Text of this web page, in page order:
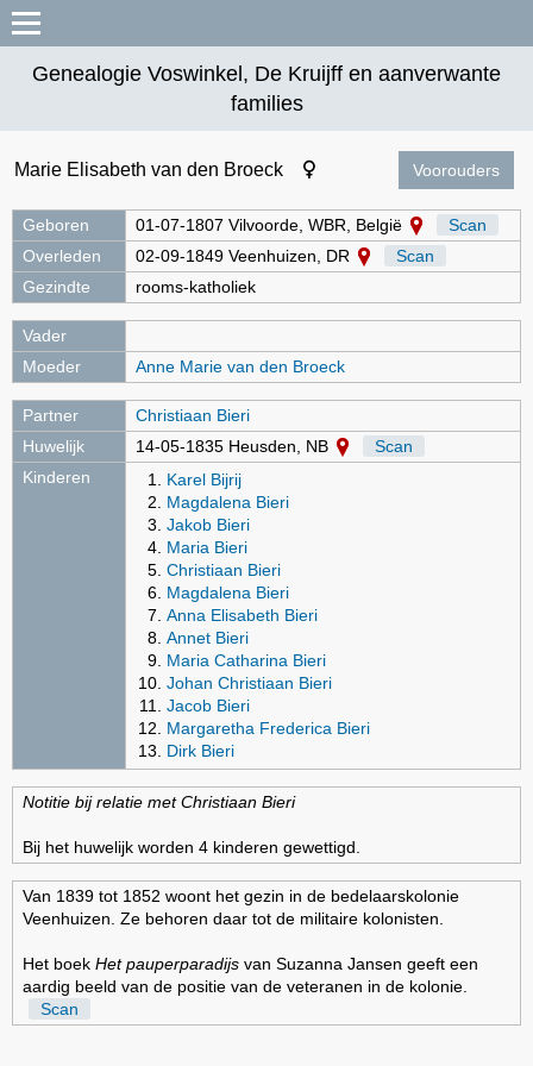
Genealogie Voswinkel, De Kruijff en aanverwante
families
Marie Elisabeth van den Broeck Voorouders
Geboren 01-07-1807 Vilvoorde, WBR, België
Scan
Overleden
02-09-1849 Veenhuizen, DR
Scan
Gezindte
rooms-katholiek
Vader
Moeder
Anne Marie van den Broeck
Partner
Christiaan Bieri
Huwelijk
14-05-1835 Heusden, NB
Scan
Kinderen
Karel Bijrij
Magdalena Bieri
Jakob Bieri
Maria Bieri
Christiaan Bieri
Magdalena Bieri
Anna Elisabeth Bieri
Annet Bieri
Maria Catharina Bieri
Johan Christiaan Bieri
Jacob Bieri
Margaretha Frederica Bieri
Dirk Bieri
Notitie bij relatie met Christiaan Bieri
Bij het huwelijk worden 4 kinderen gewettigd.
Van 1839 tot 1852 woont het gezin in de bedelaarskolonie
Veenhuizen. Ze behoren daar tot de militaire kolonisten.
Het boek Het pauperparadijs van Suzanna Jansen geeft een
aardig beeld van de positie van de veteranen in de kolonie.
Scan